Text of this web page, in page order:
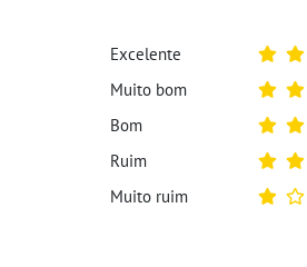
Excelente
Muito bom
Bom
Ruim
Muito ruim